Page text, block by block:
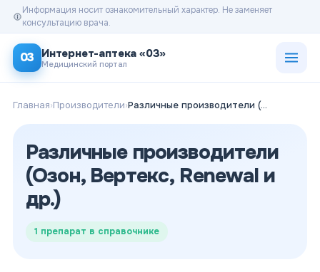
Информация носит ознакомительный характер. Не заменяет
консультацию врача.
03 Интернет-аптека «03»
Медицинский портал
Главная›Производители› Различные производители (Озон, Вертекс, Renewal и др.)
Различные производители
(Озон, Вертекс, Renewal и
др.)
1 препарат в справочнике